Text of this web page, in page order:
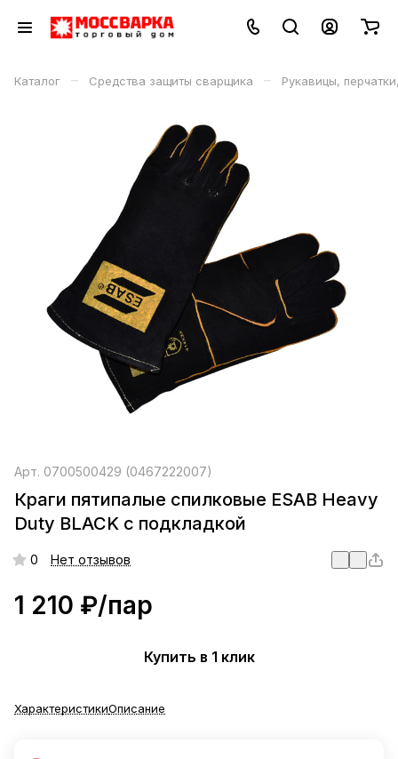
Каталог – Средства защиты сварщика – Рукавицы,
Арт. 0700500429 (0467222007)
Краги пятипалые спилковые ESAB Heavy
Duty BLACK с подкладкой
0 Нет отзывов
1 210 ₽/пар
Купить в 1 клик
ХарактеристикиОписание